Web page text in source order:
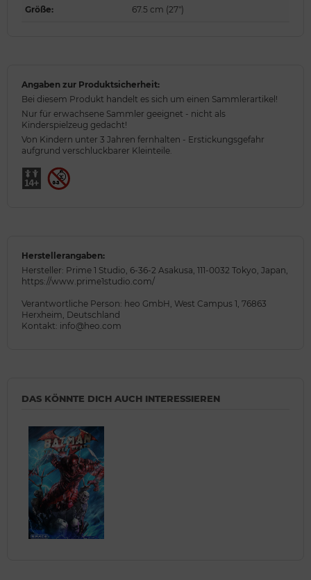
Größe: 67.5 cm (27")
Angaben zur Produktsicherheit:
Bei diesem Produkt handelt es sich um einen Sammlerartikel!
Nur für erwachsene Sammler geeignet - nicht als
Kinderspielzeug gedacht!
Von Kindern unter 3 Jahren fernhalten - Erstickungsgefahr
aufgrund verschluckbarer Kleinteile.
Herstellerangaben:
Hersteller: Prime 1 Studio, 6-36-2 Asakusa, 111-0032 Tokyo, Japan,
https://www.prime1studio.com/
Verantwortliche Person: heo GmbH, West Campus 1, 76863
Herxheim, Deutschland
Kontakt: info@heo.com
DAS KÖNNTE DICH AUCH INTERESSIEREN